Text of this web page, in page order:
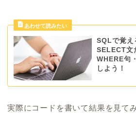
SQLで覚え
SELECT文
WHERE句
しよう！
実際にコードを書いて結果を見て